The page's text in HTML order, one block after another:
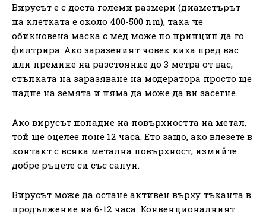
Вирусът е с доста големи размери (диаметърът
на клетката е около 400-500 nm), така че
обикновена маска с мед може по принцип да го
филтрира. Ако заразеният човек киха пред вас
или премине на разстояние до 3 метра от вас,
стъпката на заразяване на модератора просто ще
падне на земята и няма да може да ви засегне.
Ако вирусът попадне на повърхността на метал,
той ще оцелее поне 12 часа. Ето защо, ако влезете в
контакт с всяка метална повърхност, измийте
добре ръцете си със сапун.
Вирусът може да остане активен върху тъканта в
продължение на 6-12 часа. Конвенционалният